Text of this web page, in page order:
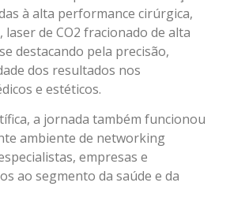
à alta performance cirúrgica,
de CO2 fracionado de alta
destacando pela precisão,
dos resultados nos
e estéticos.
a jornada também funcionou
ambiente de networking
empresas e
ao segmento da saúde e da